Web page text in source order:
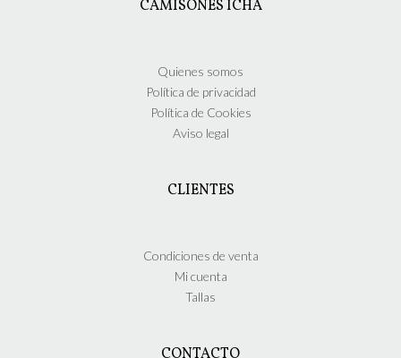
pueden
la
página
CAMISONES ICHA
Quienes somos
Política de privacidad
Política de Cookies
Aviso legal
CLIENTES
Condiciones de venta
Mi cuenta
Tallas